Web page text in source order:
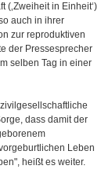
(‚Zweiheit in Einheit‘)
auch in ihrer
zur reproduktiven
der Pressesprecher
selben Tag in einer
dass damit der
Leben
heißt es weiter.